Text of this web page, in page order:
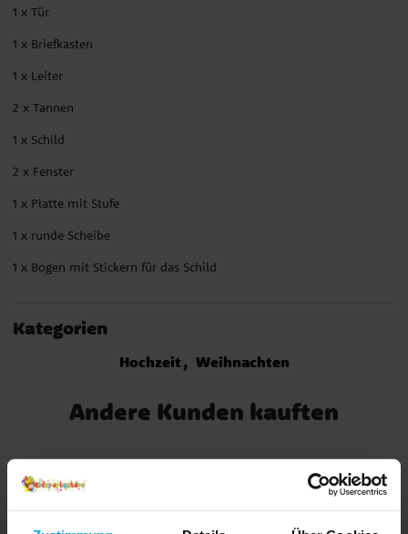
1 x Tür
1 x Briefkasten
1 x Leiter
2 x Tannen
1 x Schild
2 x Fenster
1 x Platte mit Stufe
1 x runde Scheibe
1 x Bogen mit Stickern für das Schild
Kategorien
Hochzeit Weihnachten
Andere Kunden kauften